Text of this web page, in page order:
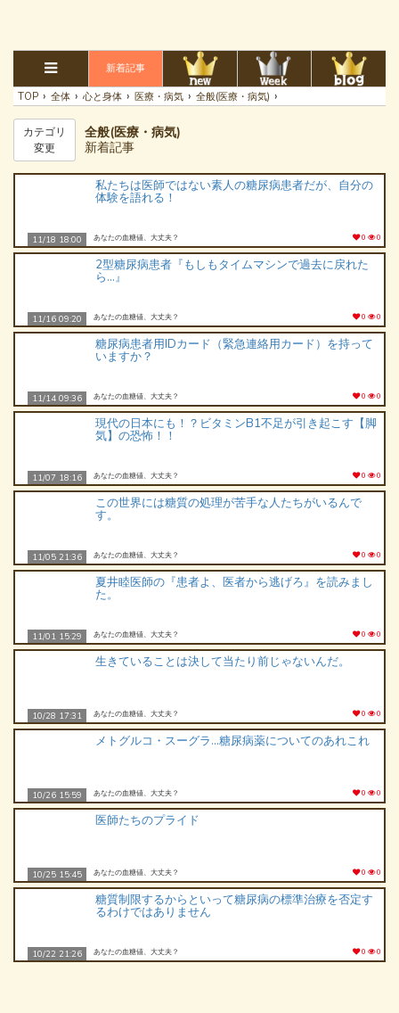
新着記事
TOP › 全体 › 心と身体 › 医療・病気 › 全般(医療・病気) ›
カテゴリ
変更
全般(医療・病気)
新着記事
11/18 18:00
私たちは医師ではない素人の糖尿病患者だが、自分の
体験を語れる！
あなたの血糖値、大丈夫？ 0 0
11/16 09:20
2型糖尿病患者『もしもタイムマシンで過去に戻れた
ら…』
あなたの血糖値、大丈夫？ 0 0
11/14 09:36
糖尿病患者用IDカード（緊急連絡用カード）を持って
いますか？
あなたの血糖値、大丈夫？ 0 0
11/07 18:16
現代の日本にも！？ビタミンB1不足が引き起こす【脚
気】の恐怖！！
あなたの血糖値、大丈夫？ 0 0
11/05 21:36
この世界には糖質の処理が苦手な人たちがいるんで
す。
あなたの血糖値、大丈夫？ 0 0
11/01 15:29
夏井睦医師の『患者よ、医者から逃げろ』を読みまし
た。
あなたの血糖値、大丈夫？ 0 0
10/28 17:31
生きていることは決して当たり前じゃないんだ。
あなたの血糖値、大丈夫？ 0 0
10/26 15:59
メトグルコ・スーグラ…糖尿病薬についてのあれこれ
あなたの血糖値、大丈夫？ 0 0
10/25 15:45
医師たちのプライド
あなたの血糖値、大丈夫？ 0 0
10/22 21:26
糖質制限するからといって糖尿病の標準治療を否定す
るわけではありません
あなたの血糖値、大丈夫？ 0 0